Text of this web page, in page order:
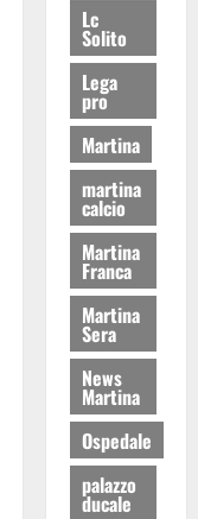
Lc
Solito
Lega
pro
Martina
martina
calcio
Martina
Franca
Martina
Sera
News
Martina
Ospedale
palazzo
ducale